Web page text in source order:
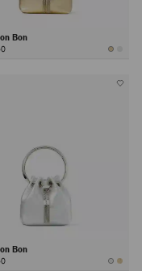
Bon
Bon